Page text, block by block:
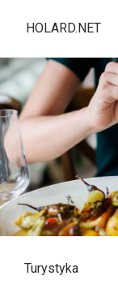
HOLARD.NET
Turystyka